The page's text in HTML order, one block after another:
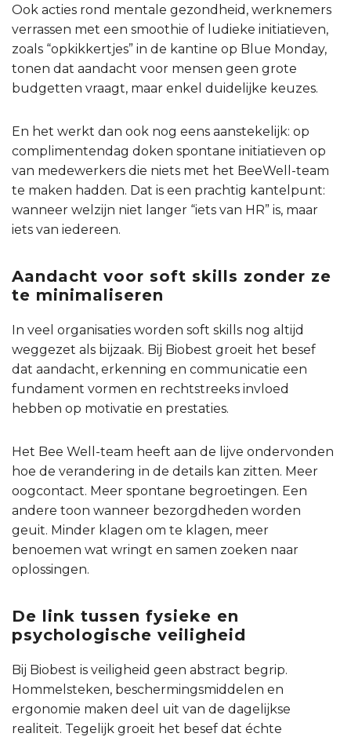
Ook acties rond mentale gezondheid, werknemers
verrassen met een smoothie of ludieke initiatieven,
zoals “opkikkertjes” in de kantine op Blue Monday,
tonen dat aandacht voor mensen geen grote
budgetten vraagt, maar enkel duidelijke keuzes.
En het werkt dan ook nog eens aanstekelijk: op
complimentendag doken spontane initiatieven op
van medewerkers die niets met het BeeWell-team
te maken hadden. Dat is een prachtig kantelpunt:
wanneer welzijn niet langer “iets van HR” is, maar
iets van iedereen.
Aandacht voor soft skills zonder ze
te minimaliseren
In veel organisaties worden soft skills nog altijd
weggezet als bijzaak. Bij Biobest groeit het besef
dat aandacht, erkenning en communicatie een
fundament vormen en rechtstreeks invloed
hebben op motivatie en prestaties.
Het Bee Well-team heeft aan de lijve ondervonden
hoe de verandering in de details kan zitten. Meer
oogcontact. Meer spontane begroetingen. Een
andere toon wanneer bezorgdheden worden
geuit. Minder klagen om te klagen, meer
benoemen wat wringt en samen zoeken naar
oplossingen.
De link tussen fysieke en
psychologische veiligheid
Bij Biobest is veiligheid geen abstract begrip.
Hommelsteken, beschermingsmiddelen en
ergonomie maken deel uit van de dagelijkse
realiteit. Tegelijk groeit het besef dat échte